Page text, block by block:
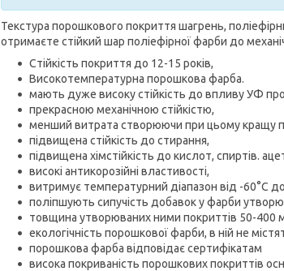
Текстура порошкового покриття шагрень,
отримаєте стійкий шар поліефірної фарби до
Стійкість покриття до 12-15 років,
Високотемпературна порошкова фарба.
мають дуже високу стійкість до впливу УФ
прекрасною механічною стійкістю,
менший витрата створюючи при цьому кращу
підвищена стійкість до стирання,
підвищена хімстійкість до кислот, спиртів.
високі антикорозійні властивості,
витримує температурний діапазон від -60°С
поліпшують сипучість добавок у фарби
товщина утворюваних ними покриттів 50-400
екологічність порошкової фарби, в ній не
порошкова фарба відповідає сертифікатам
висока покриваність порошкових покриттів